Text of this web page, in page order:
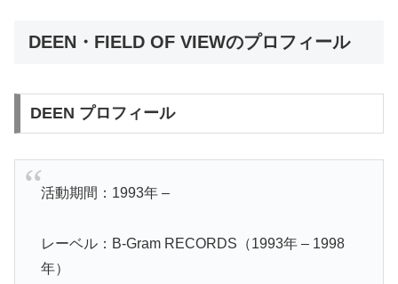
DEEN・FIELD OF VIEWのプロフィール
DEEN プロフィール
活動期間：1993年 –
レーベル：B-Gram RECORDS（1993年 – 1998
年）